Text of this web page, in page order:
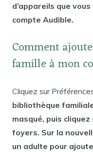
d’appareils que
compte Audible.
Comment
famille à mon
Cliquez sur
bibliothèque
masqué, puis
foyers. Sur la
un adulte pour